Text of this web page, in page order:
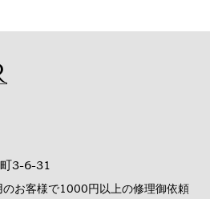
3-6-31
のお客様で1000円以上の修理御依頼